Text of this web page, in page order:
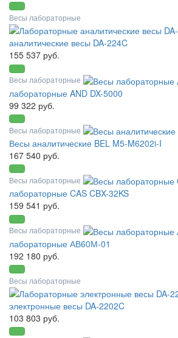
Весы лабораторные
аналитические весы DA-224C
155 537 руб.
Весы лабораторные
лабораторные AND DX-5000
99 322 руб.
Весы лабораторные
Весы аналитические BEL M5-M6202i-I
167 540 руб.
Весы лабораторные
лабораторные CAS CBX-32KS
159 541 руб.
Весы лабораторные
лабораторные АВ60М-01
192 180 руб.
Весы лабораторные
электронные весы DA-2202C
103 803 руб.